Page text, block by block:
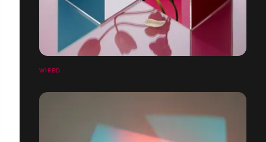
WIRED